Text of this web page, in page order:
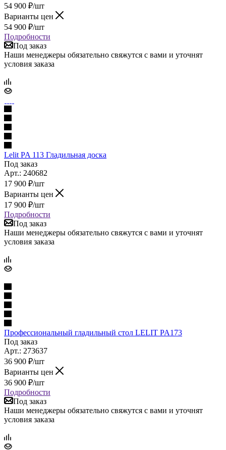
54 900 ₽/шт
Варианты цен
54 900 ₽/шт
Подробности
Под заказ
Наши менеджеры обязательно свяжутся с вами и уточнят
условия заказа
Lelit PA 113 Гладильная доска
Под заказ
Арт.: 240682
17 900 ₽/шт
Варианты цен
17 900 ₽/шт
Подробности
Под заказ
Наши менеджеры обязательно свяжутся с вами и уточнят
условия заказа
Профессиональный гладильный стол LELIT PA173
Под заказ
Арт.: 273637
36 900 ₽/шт
Варианты цен
36 900 ₽/шт
Подробности
Под заказ
Наши менеджеры обязательно свяжутся с вами и уточнят
условия заказа